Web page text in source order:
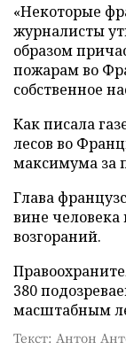
«Некоторые
журналисты
образом
пожарам во
собственное
Как писала
лесов во
максимума за
Глава
вине
возгораний.
380
масштабным
Текст: Антон